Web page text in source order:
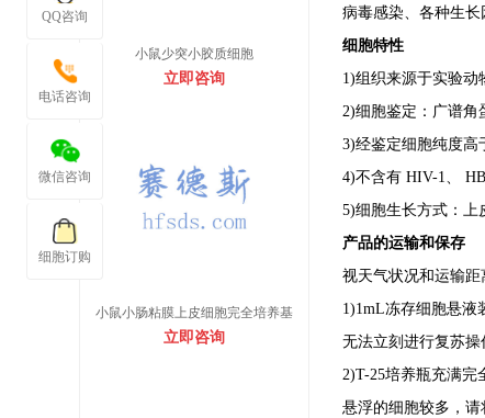
小鼠少突小胶质细胞
立即咨询
小鼠小肠粘膜上皮细胞完全培养基
立即咨询
病毒感染、各种生长
细胞特性
1)组织来源于实验动
2)细胞鉴定：广谱角
3)经鉴定细胞纯度高
4)不含有 HIV-1、
5)细胞生长方式：上
产品的运输和保存
视天气状况和运输距
1)1mL冻存细胞悬液
无法立刻进行复苏操
2)T-25培养瓶充满完
悬浮的细胞较多，请
QQ咨询
电话咨询
微信咨询
细胞订购